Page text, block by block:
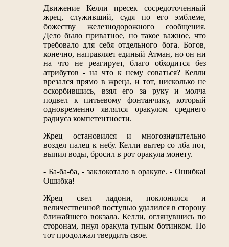
Движение Келли пресек сосредоточенный
жрец, служивший, судя по его эмблеме,
божеству железнодорожного сообщения.
Дело было приватное, но такое важное, что
требовало для себя отдельного бога. Богов,
конечно, направляет единый Атман, но он ни
на что не реагирует, благо обходится без
атрибутов - на что к нему соваться? Келли
врезался прямо в жреца, и тот, нисколько не
оскорбившись, взял его за руку и молча
подвел к питьевому фонтанчику, который
одновременно являлся оракулом среднего
радиуса компетентности.
Жрец остановился и многозначительно
воздел палец к небу. Келли вытер со лба пот,
выпил воды, бросил в рот оракула монету.
- Ба-ба-ба, - заклокотало в оракуле. - Ошибка!
Ошибка!
Жрец свел ладони, поклонился и
величественной поступью удалился в сторону
ближайшего вокзала. Келли, оглянувшись по
сторонам, пнул оракула тупым ботинком. Но
тот продолжал твердить свое.